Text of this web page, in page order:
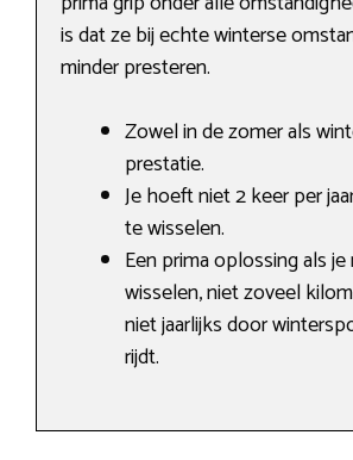
is dat ze bij echte winterse
minder presteren.
Zowel in de zomer als
prestatie.
Je hoeft niet 2 keer per
te wisselen.
Een prima oplossing als
wisselen, niet zoveel
niet jaarlijks door
rijdt.